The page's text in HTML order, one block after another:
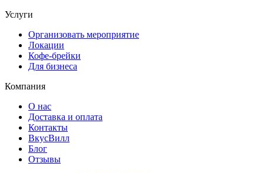
Услуги
Организовать мероприятие
Локации
Кофе-брейки
Для бизнеса
Компания
О нас
Доставка и оплата
Контакты
ВкусВилл
Блог
Отзывы